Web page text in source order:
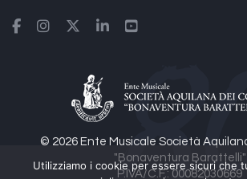
© 2026 Ente Musicale Società
"Bonaventura Barattelli"
P.IVA/C.F.: 00082030669
Utilizziamo i cookie per essere sicuri che